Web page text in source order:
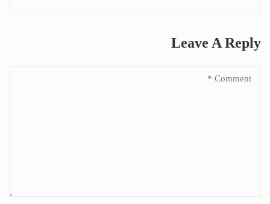
Leave A Reply